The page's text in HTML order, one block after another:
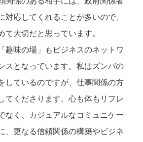
対応してくれることが多いので、
て大切だと思っています。
趣味の場」もビジネスのネットワ
スとなっています。私はズンバの
しているのですが、仕事関係の方
てくださります。心も体もリフレ
なく、カジュアルなコミュニケー
、更なる信頼関係の構築やビジネ